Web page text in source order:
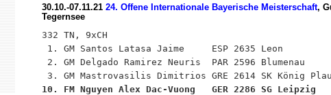
30.10.-07.11.21 24. Offene Internationale Bayerische Meisterschaft,
Tegernsee
332 TN, 9xCH
1. GM Santos Latasa Jaime     ESP 2635 Leon
2. GM Delgado Ramirez Neuris  PAR 2596 Blumenau
10. FM Nguyen Alex Dac-Vuong   GER 2286 SG Leipzig